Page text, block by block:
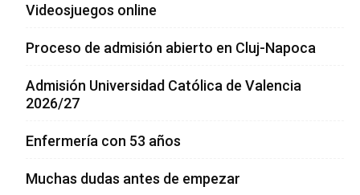
Videosjuegos online
Proceso de admisión abierto en Cluj-Napoca
Admisión Universidad Católica de Valencia
2026/27
Enfermería con 53 años
Muchas dudas antes de empezar